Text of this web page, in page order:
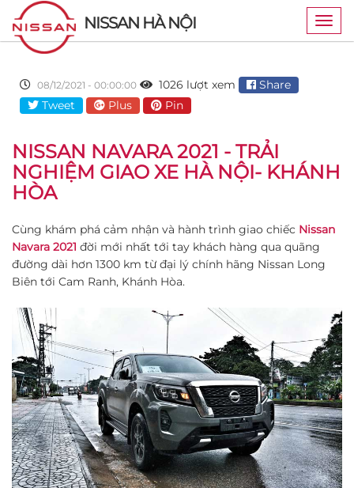
NISSAN HÀ NỘI
08/12/2021 - 00:00:00 1026 lượt xem
Share
Tweet
Plus Pin
NISSAN NAVARA 2021 - TRẢI
NGHIỆM GIAO XE HÀ NỘI- KHÁNH
HÒA
Cùng khám phá cảm nhận và hành trình giao chiếc Nissan
Navara 2021 đời mới nhất tới tay khách hàng qua quãng
đường dài hơn 1300 km từ đại lý chính hãng Nissan Long
Biên tới Cam Ranh, Khánh Hòa.